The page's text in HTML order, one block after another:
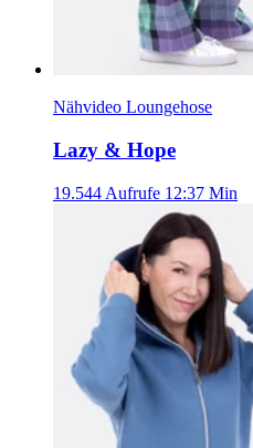
Nähvideo Loungehose
Lazy & Hope
19.544 Aufrufe 12:37 Min